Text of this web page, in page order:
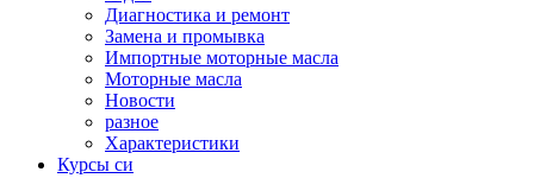
Диагностика и ремонт
Замена и промывка
Импортные моторные масла
Моторные масла
Новости
разное
Характеристики
Курсы си